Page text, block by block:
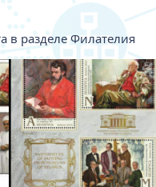
в разделе Филателия
Изображение